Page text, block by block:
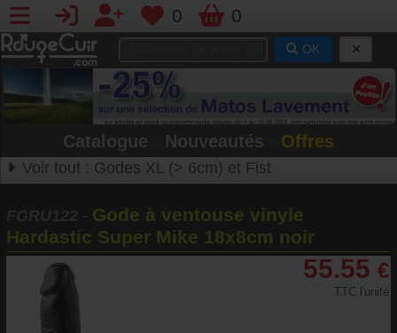
0 0
OK
Catalogue Nouveautés Offres
Voir tout : Godes XL (> 6cm) et Fist
Gode à ventouse vinyle
Hardastic Super Mike 18x8cm noir
55.55 €
TTC l'unité